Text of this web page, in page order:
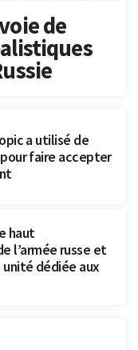
de
a utilisé de
faire accepter
haut
l’armée russe et
dédiée aux